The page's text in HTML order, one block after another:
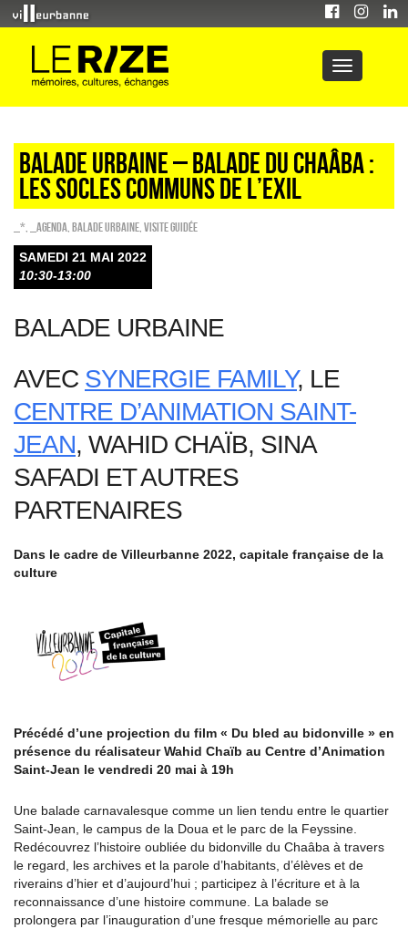
Balade urbaine – Balade du Chaâba :
les socles communs de l’exil
_* _Agenda Balade urbaine Visite guidée
SAMEDI 21 MAI 2022
10:30-13:00
BALADE URBAINE
AVEC SYNERGIE FAMILY, LE
CENTRE D’ANIMATION SAINT-
JEAN, WAHID CHAÏB, SINA
SAFADI ET AUTRES
PARTENAIRES
Dans le cadre de Villeurbanne 2022, capitale française de la
culture
Précédé d’une projection du film « Du bled au bidonville » en
présence du réalisateur Wahid Chaïb au Centre d’Animation
Saint-Jean le vendredi 20 mai à 19h
Une balade carnavalesque comme un lien tendu entre le quartier
Saint-Jean, le campus de la Doua et le parc de la Feyssine.
Redécouvrez l’histoire oubliée du bidonville du Chaâba à travers
le regard, les archives et la parole d’habitants, d’élèves et de
riverains d’hier et d’aujourd’hui ; participez à l’écriture et à la
reconnaissance d’une histoire commune. La balade se
prolongera par l’inauguration d’une fresque mémorielle au parc